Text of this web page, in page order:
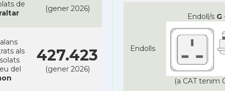
de
(gener 2026)
als
del
427.423
(gener 2026)
Endolls
Endoll/s G
(a CAT tenim